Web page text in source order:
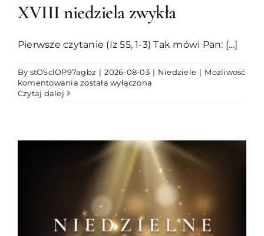
XVIII niedziela zwykła
Pierwsze czytanie (Iz 55, 1-3) Tak mówi Pan: [...]
By stOSclOP97agbz | 2026-08-03 | Niedziele | Możliwość
komentowaniaXVIII
została wyłączona
Czytaj dalej